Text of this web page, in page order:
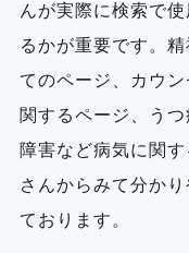
んが実際に検索で
るかが重要です。
てのページ、カウ
関するページ、う
障害など病気に関
さんからみて分か
ております。